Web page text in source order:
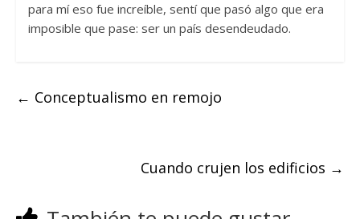
para mí eso fue increíble, sentí que pasó algo que era
imposible que pase: ser un país desendeudado.
← Conceptualismo en remojo
Cuando crujen los edificios →